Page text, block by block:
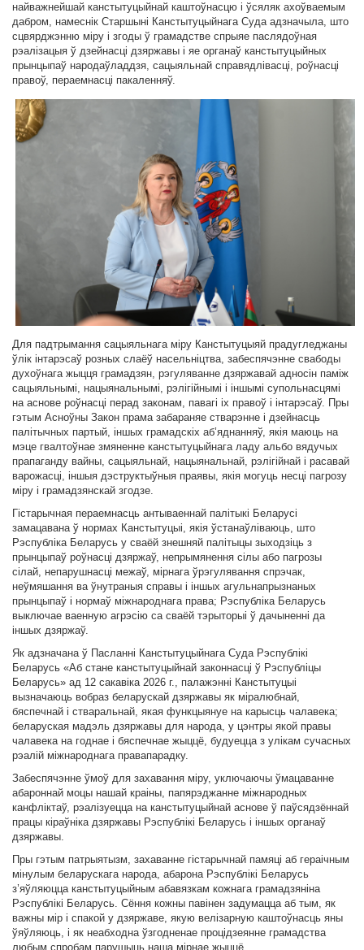
найважнейшай канстытуцыйнай каштоўнасцю і ўсяляк ахоўваемым
дабром, намеснік Старшыні Канстытуцыйнага Суда адзначыла, што
сцвярджэнню міру і згоды ў грамадстве спрыяе паслядоўная
рэалізацыя ў дзейнасці дзяржавы і яе органаў канстытуцыйных
прынцыпаў народаўладдзя, сацыяльнай справядлівасці, роўнасці
правоў, пераемнасці пакаленняў.
Для падтрымання сацыяльнага міру Канстытуцыяй прадугледжаны
ўлік інтарэсаў розных слаёў насельніцтва, забеспячэнне свабоды
духоўнага жыцця грамадзян, рэгуляванне дзяржавай адносін паміж
сацыяльнымі, нацыянальнымі, рэлігійнымі і іншымі супольнасцямі
на аснове роўнасці перад законам, павагі іх правоў і інтарэсаў. Пры
гэтым Асноўны Закон прама забараняе стварэнне і дзейнасць
палітычных партый, іншых грамадскіх аб’яднанняў, якія маюць на
мэце гвалтоўнае змяненне канстытуцыйнага ладу альбо вядучых
прапаганду вайны, сацыяльнай, нацыянальнай, рэлігійнай і расавай
варожасці, іншыя дэструктыўныя праявы, якія могуць несці пагрозу
міру і грамадзянскай згодзе.
Гістарычная пераемнасць антываеннай палітыкі Беларусі
замацавана ў нормах Канстытуцыі, якія ўстанаўліваюць, што
Рэспубліка Беларусь у сваёй знешняй палітыцы зыходзіць з
прынцыпаў роўнасці дзяржаў, непрымянення сілы або пагрозы
сілай, непарушнасці межаў, мірнага ўрэгулявання спрэчак,
неўмяшання ва ўнутраныя справы і іншых агульнапрызнаных
прынцыпаў і нормаў міжнароднага права; Рэспубліка Беларусь
выключае ваенную агрэсію са сваёй тэрыторыі ў дачыненні да
іншых дзяржаў.
Як адзначана ў Пасланні Канстытуцыйнага Суда Рэспублікі
Беларусь «Аб стане канстытуцыйнай законнасці ў Рэспубліцы
Беларусь» ад 12 сакавіка 2026 г., палажэнні Канстытуцыі
вызначаюць вобраз беларускай дзяржавы як міралюбнай,
бяспечнай і стваральнай, якая функцыянуе на карысць чалавека;
беларуская мадэль дзяржавы для народа, у цэнтры якой правы
чалавека на годнае і бяспечнае жыццё, будуецца з улікам сучасных
рэалій міжнароднага правапарадку.
Забеспячэнне ўмоў для захавання міру, уключаючы ўмацаванне
абароннай моцы нашай краіны, папярэджанне міжнародных
канфліктаў, рэалізуецца на канстытуцыйнай аснове ў паўсядзённай
працы кіраўніка дзяржавы Рэспублікі Беларусь і іншых органаў
дзяржавы.
Пры гэтым патрыятызм, захаванне гістарычнай памяці аб гераічным
мінулым беларускага народа, абарона Рэспублікі Беларусь
з’яўляюцца канстытуцыйным абавязкам кожнага грамадзяніна
Рэспублікі Беларусь. Сёння кожны павінен задумацца аб тым, як
важны мір і спакой у дзяржаве, якую велізарную каштоўнасць яны
ўяўляюць, і як неабходна ўзгодненае процідзеянне грамадства
любым спробам парушыць наша мірнае жыццё.